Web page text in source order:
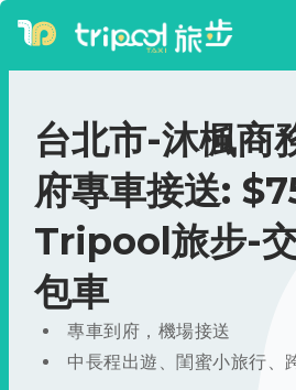
台北市-沐楓商
府專車接送:
Tripool旅步-
包車
專車到府，機場接送
中長程出遊、閨蜜小旅行、